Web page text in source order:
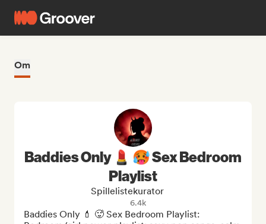
Om
Baddies Only 💄 🥵 Sex Bedroom
Playlist
Spillelistekurator
6.4k
Baddies Only 💄 🥵 Sex Bedroom Playlist: